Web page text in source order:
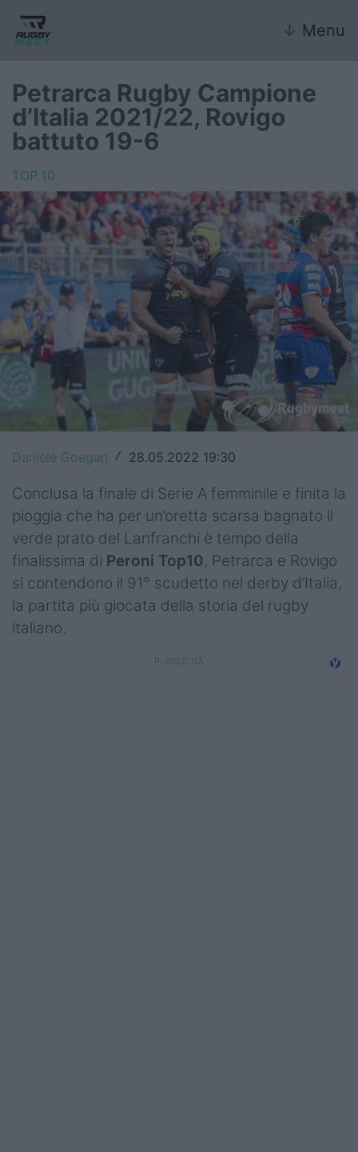
↓ Menu
Nazionale
Nazionali giovanili
Rugby Sevens
FIR
Internazionale
6 Nazioni
United Rugby Championship
Top14
Premiership
Champions Cup
Challenge Cup
World Rugby
Rugby World Cup
Super Rugby
Rugby in TV
Petrarca Rugby Campione
d’Italia 2021/22, Rovigo
battuto 19-6
TOP 10
Daniele Goegan / 28.05.2022 19:30
Conclusa la finale di Serie A femminile e finita la
pioggia che ha per un’oretta scarsa bagnato il
verde prato del Lanfranchi è tempo della
finalissima di Peroni Top10, Petrarca e Rovigo
si contendono il 91° scudetto nel derby d’Italia,
la partita più giocata della storia del rugby
italiano.